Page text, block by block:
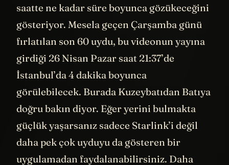
bölgeyi girince size hangi tarihte, hangi
saatte ne kadar süre boyunca gözükeceğini
gösteriyor. Mesela geçen Çarşamba günü
fırlatılan son 60 uydu, bu videonun yayına
girdiği 26 Nisan Pazar saat 21:37’de
İstanbul’da 4 dakika boyunca
görülebilecek. Burada Kuzeybatıdan Batıya
doğru bakın diyor. Eğer yerini bulmakta
güçlük yaşarsanız sadece Starlink’i değil
daha pek çok uyduyu da gösteren bir